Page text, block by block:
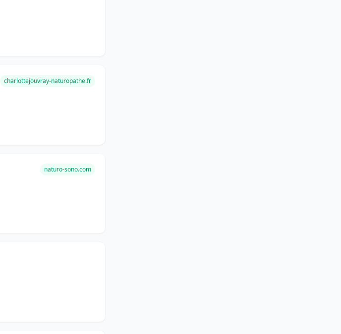
charlottejouvray-naturopathe.fr
naturo-sono.com